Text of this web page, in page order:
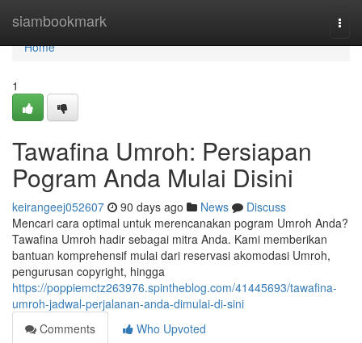
siambookmark
Home
Home
1
Tawafina Umroh: Persiapan
Pogram Anda Mulai Disini
keirangeej052607 90 days ago News
Discuss
Mencari cara optimal untuk merencanakan pogram Umroh Anda?
Tawafina Umroh hadir sebagai mitra Anda. Kami memberikan
bantuan komprehensif mulai dari reservasi akomodasi Umroh,
pengurusan copyright, hingga
https://poppiemctz263976.spintheblog.com/41445693/tawafina-
umroh-jadwal-perjalanan-anda-dimulai-di-sini
Comments
Who Upvoted